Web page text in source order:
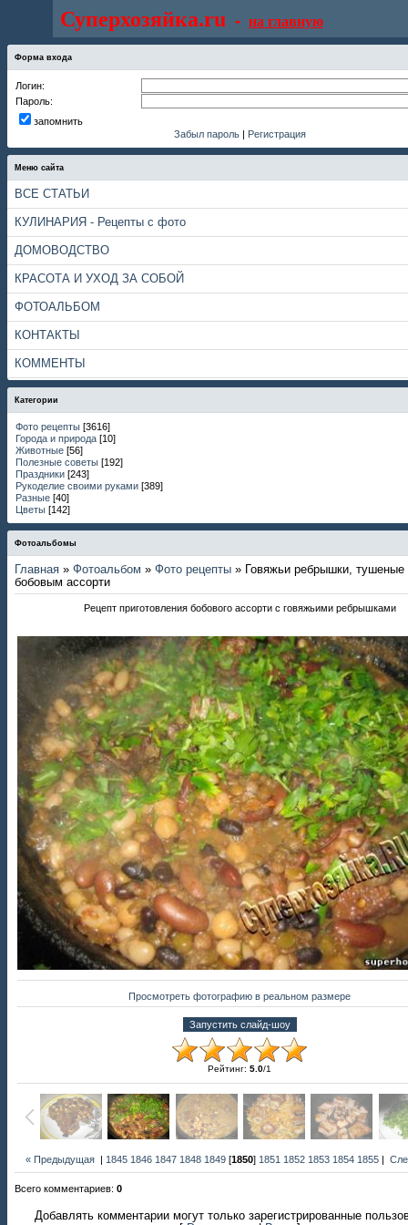
Суперхозяйка.ru - на главную
Форма входа
Логин:
Пароль:
запомнить
Забыл пароль | Регистрация
Меню сайта
ВСЕ СТАТЬИ
КУЛИНАРИЯ - Рецепты с фото
ДОМОВОДСТВО
КРАСОТА И УХОД ЗА СОБОЙ
ФОТОАЛЬБОМ
КОНТАКТЫ
КОММЕНТЫ
Категории
Фото рецепты [3616]
Города и природа [10]
Животные [56]
Полезные советы [192]
Праздники [243]
Рукоделие своими руками [389]
Разные [40]
Цветы [142]
Фотоальбомы
Главная » Фотоальбом » Фото рецепты » Говяжьи ребрышки, тушеные
бобовым ассорти
Рецепт приготовления бобового ассорти с говяжьими ребрышками
Просмотреть фотографию в реальном размере
Рейтинг: 5.0/1
« Предыдущая | 1845 1846 1847 1848 1849 [1850] 1851 1852 1853 1854 1855 |
Всего комментариев: 0
Добавлять комментарии могут только зарегистрированные